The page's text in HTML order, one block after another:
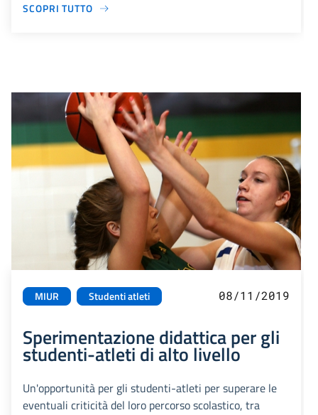
SCOPRI TUTTO
MIUR Studenti atleti 08/11/2019
Sperimentazione didattica per gli
studenti-atleti di alto livello
Un'opportunità per gli studenti-atleti per superare le
eventuali criticità del loro percorso scolastico, tra